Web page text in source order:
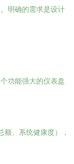
明确的需求是设计
功能强大的仪表盘
、系统健康度），